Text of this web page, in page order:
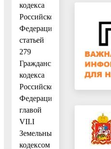
кодекса
Российской
Федерации,
статьей
279
Гражданского
кодекса
Российской
Федерации,
главой
VII.I
Земельным
кодексом